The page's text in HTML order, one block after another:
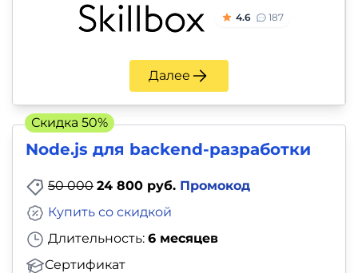
4.6 187
Далее
Node.js для backend-разработки
50 000 24 800 руб. Промокод
Длительность: 6 месяцев
Сертификат
Купить со скидкой
Скидка 50%
Психология
саморазвитие
Прочее
Репетиторы
Тесты
на
профориентацию